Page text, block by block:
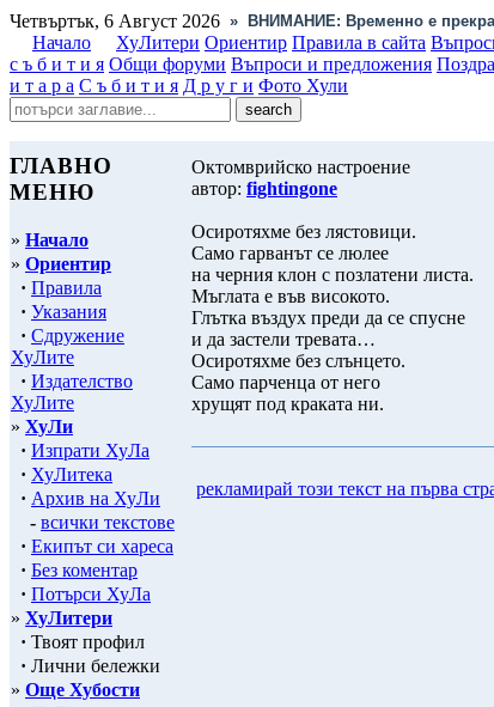
Четвъртък, 6 Август 2026 » ВНИМАНИЕ: Временно е
Начало
ХуЛитери Ориентир Правила в сайта
с ъ б и т и я Общи форуми Въпроси и предложения
и т а р а С ъ б и т и я Д р у г и Фото Хули
ГЛАВНО
МЕНЮ
» Начало
» Ориентир
· Правила
· Указания
· Сдружение
ХуЛите
· Издателство
ХуЛите
» ХуЛи
· Изпрати ХуЛа
· ХуЛитека
· Архив на ХуЛи
- всички текстове
· Екипът си хареса
· Без коментар
· Потърси ХуЛа
» ХуЛитери
· Твоят профил
· Лични бележки
» Още Хубости
Октомврийско настроение
автор: fightingone
Осиротяхме без лястовици.
Само гарванът се люлее
на черния клон с позлатени листа.
Мъглата е във високото.
Глътка въздух преди да се спусне
и да застели тревата…
Осиротяхме без слънцето.
Само парченца от него
хрущят под краката ни.
рекламирай този текст на първа